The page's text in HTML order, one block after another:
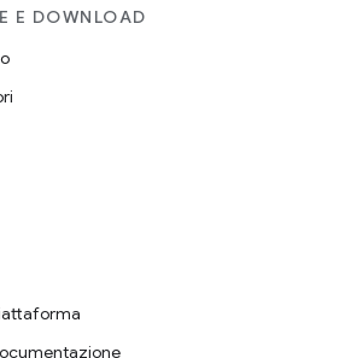
E DOWNLOAD